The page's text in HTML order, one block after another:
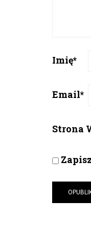
Imię*
Email*
Strona